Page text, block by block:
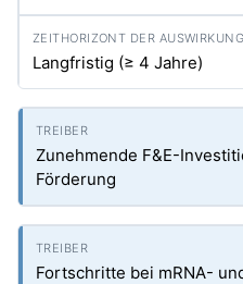
Langfristig (≥ 4 Jahre)
Zunehmende F&E-
Förderung
Fortschritte bei mRNA-